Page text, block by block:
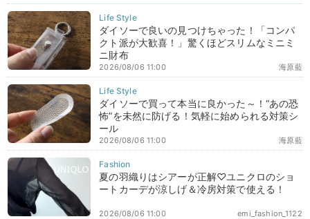
ダイソーで良いの見つけちゃった！「コンパ
クト派が大歓喜！」驚くほどスリムなミニミ
ニ財布
海原藍
2026/08/06 11:00
ダイソーで買って本当に良かった～！“あの恐
怖”を未然に防げる！気軽に始められる対策シ
ール
海原藍
2026/08/06 11:00
夏の羽織りはシアーが正解♡ユニクロのショ
ートカーデが涼しげ＆冷房対策で使える！
emi_fashion_1122
2026/08/06 11:00